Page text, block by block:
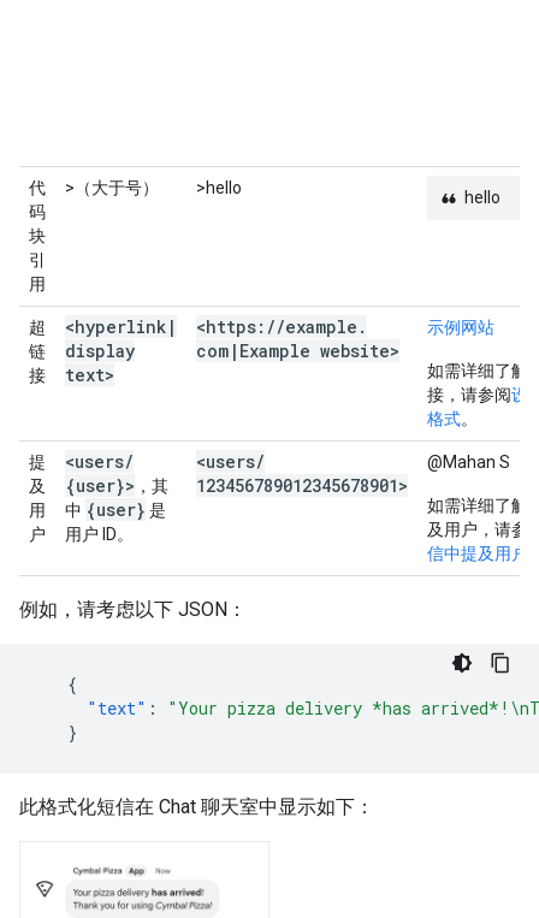
代
码
块
引
用
>（大于号） >hello hello
超
链
接
<hyperlink |
display
text>
<https: //example .
com | Example website>
示例网站
如需详细了解
接，请参阅设
格式。
提
及
用
户
<users/
{user}> ，其
中 {user} 是
用户 ID。
<users/
123456789012345678901>
@Mahan S
如需详细了解
及用户，请参
信中提及用户
例如，请考虑以下 JSON：
{
"text" :
"Your pizza delivery *has
}
此格式化短信在 Chat 聊天室中显示如下：